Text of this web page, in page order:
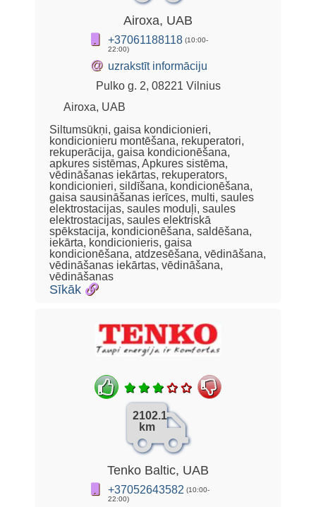
Airoxa, UAB
+37061188118 (10:00-
22:00)
@ uzrakstīt informāciju
Pulko g. 2, 08221 Vilnius
Airoxa, UAB
Siltumsūkņi, gaisa kondicionieri,
kondicionieru montēšana, rekuperatori,
rekuperācija, gaisa kondicionēšana,
apkures sistēmas, Apkures sistēma,
vēdināšanas iekārtas, rekuperators,
kondicionieri, sildīšana, kondicionēšana,
gaisa sausināšanas ierīces, multi, saules
elektrostacijas, saules moduļi, saules
elektrostacijas, saules elektriskā
spēkstacija, kondicionēšana, saldēšana,
iekārta, kondicionieris, gaisa
kondicionēšana, atdzesēšana, vēdināšana,
vēdināšanas iekārtas, vēdināšana,
vēdināšanas
Sīkāk
2102.1
km
Tenko Baltic, UAB
+37052643582 (10:00-
22:00)